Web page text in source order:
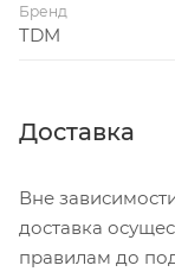
Бренд
TDM
Доставка
Вне
доставка
правилам до